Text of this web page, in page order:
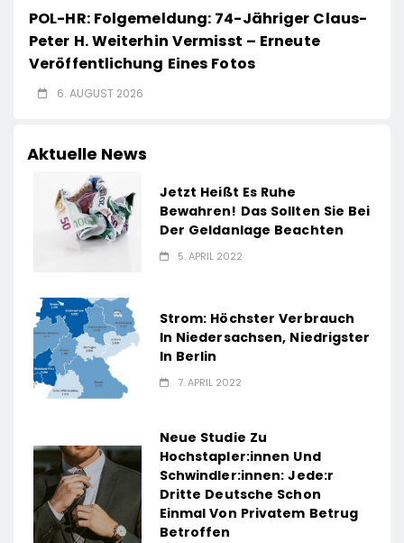
POL-HR: Folgemeldung: 74-Jähriger Claus-
Peter H. Weiterhin Vermisst – Erneute
Veröffentlichung Eines Fotos
6. AUGUST 2026
Aktuelle News
Jetzt Heißt Es Ruhe
Bewahren! Das Sollten Sie Bei
Der Geldanlage Beachten
5. APRIL 2022
Strom: Höchster Verbrauch
In Niedersachsen, Niedrigster
In Berlin
7. APRIL 2022
Neue Studie Zu
Hochstapler:innen Und
Schwindler:innen: Jede:r
Dritte Deutsche Schon
Einmal Von Privatem Betrug
Betroffen